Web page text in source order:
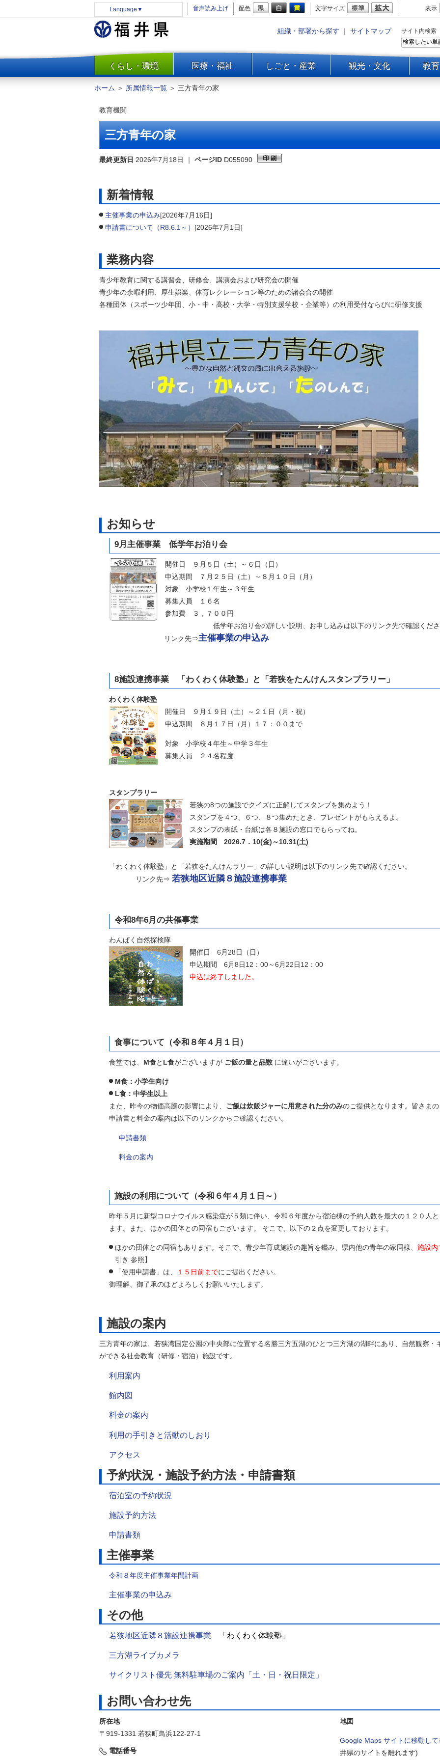
Language ▼ 音声読み上げ 配色 文字サイズ 表示
組織・部署から探す ｜ サイトマップ サイト内検索
一覧
くらし・環境 医療・福祉 しごと・産業 観光・文化 教
防災
消費・生活
水道・エネルギー
住まい・土地
環境問題・廃棄物対策・リサ
交通・道路
河川・砂防・港湾
自然
ホーム ＞ 所属情報一覧 ＞ 三方青年の家
教育機関
三方青年の家
最終更新日 2026年7月18日 ｜ ページID D055090
新着情報
主催事業の申込み[2026年7月16日]
申請書について（R8.6.1～） [2026年7月1日]
業務内容
青少年教育に関する講習会、研修会、講演会および研究会の開催
青少年の余暇利用、厚生娯楽、体育レクレーション等のための諸会合の開催
各種団体（スポーツ少年団、小・中・高校・大学・特別支援学校・企業等）の利用受付ならびに研修支援
お知らせ
9月主催事業 低学年お泊り会
開催日 ９月５日（土）～６日（日）
申込期間 ７月２５日（土）～８月１０日（月）
対象 小学校１年生～３年生
募集人員 １６名
参加費 ３，７００円
低学年お泊り会の詳しい説明、お申し込みは以下のリンク先で確認くださ
リンク先⇒主催事業の申込み
8施設連携事業 「わくわく体験塾」と「若狭をたんけんスタンプラリー」
わくわく体験塾
開催日 ９月１９日（土）～２１日（月・祝）
申込期間 ８月１７日（月）１７：００まで
対象 小学校４年生～中学３年生
募集人員 ２４名程度
スタンプラリー
若狭の8つの施設でクイズに正解してスタンプを集めよう！
スタンプを４つ、６つ、８つ集めたとき、プレゼントがもらえるよ。
スタンプの表紙・台紙は各８施設の窓口でもらってね。
実施期間 2026.7．10(金)～10.31(土)
「わくわく体験塾」と「若狭をたんけんラリー」の詳しい説明は以下のリンク先で確認ください。
リンク先⇒ 若狭地区近隣８施設連携事業
令和8年6月の共催事業
わんぱく自然探検隊
開催日 6月28日（日）
申込期間 6月8日12：00～6月22日12：00
申込は終了しました。
食事について（令和８年４月１日）
食堂では、 M食と L食がございますが ご飯の量と品数 に違いがございます。
M食：小学生向け
L食：中学生以上
また、昨今の物価高騰の影響により、 ご飯は炊飯ジャーに用意された分のみのご提供となります。皆さま
申請書と料金の案内は以下のリンクからご確認ください。
申請書類
料金の案内
施設の利用について（令和６年４月１日～）
昨年５月に新型コロナウイルス感染症が５類に伴い、令和６年度から宿泊棟の予約人数を最大の１２０人
ます。また、ほかの団体との同宿もございます。 そこで、以下の２点を変更しております。
ほかの団体との同宿もあります。そこで、青少年育成施設の趣旨を鑑み、県内他の青年の家同様、 施設内
引き 参照】
「使用申請書」は、
１５日前までにご提出ください。
御理解、御了承のほどよろしくお願いいたします。
施設の案内
三方青年の家は、若狭湾国定公園の中央部に位置する名勝三方五湖のひとつ三方湖の湖畔にあり、自然観察
ができる社会教育（研修・宿泊）施設です。
利用案内
館内図
料金の案内
利用の手引きと活動のしおり
アクセス
予約状況・施設予約方法・申請書類
宿泊室の予約状況
施設予約方法
申請書類
主催事業
令和８年度主催事業年間計画
主催事業の申込み
その他
若狭地区近隣８施設連携事業 「わくわく体験塾」
三方湖ライブカメラ
サイクリスト優先 無料駐車場のご案内「土・日・祝日限定」
お問い合わせ先
所在地
〒919-1331 若狭町鳥浜122-27-1
電話番号
地図
Google Maps サイトに移動し
井県のサイトを離れます)